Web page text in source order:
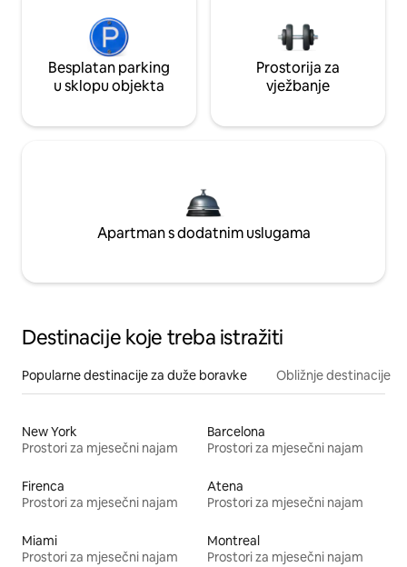
Besplatan parking
u sklopu objekta
Prostorija za
vježbanje
Apartman s dodatnim uslugama
Destinacije koje treba istražiti
Popularne destinacije za duže boravke Obližnje destinacije
New York
Prostori za mjesečni najam
Barcelona
Prostori za mjesečni najam
Firenca
Prostori za mjesečni najam
Atena
Prostori za mjesečni najam
Miami
Prostori za mjesečni najam
Montreal
Prostori za mjesečni najam